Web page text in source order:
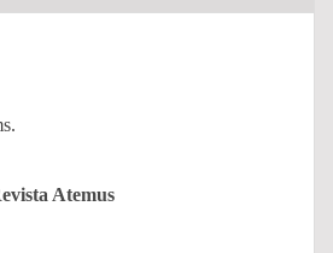
Atemus